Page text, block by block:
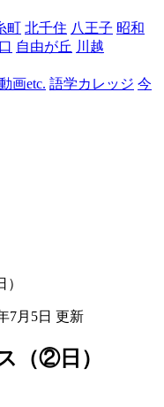
千
町 北千住 八王子 昭和
自由が丘 川越
画etc. 語学カレッジ 今
7月5日 更新
（②日）